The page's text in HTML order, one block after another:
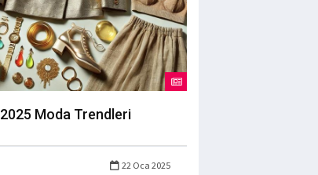
2025 Moda Trendleri
22 Oca 2025